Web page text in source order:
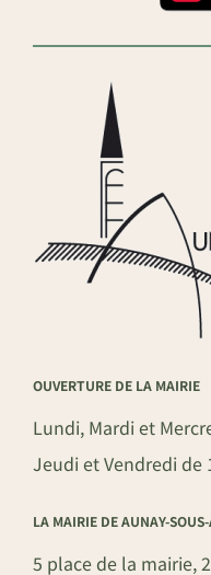
OUVERTURE DE LA MAIRIE
Lundi, Mardi et
Jeudi et Vendredi de
LA MAIRIE DE AUNAY-
5 place de la mairie,